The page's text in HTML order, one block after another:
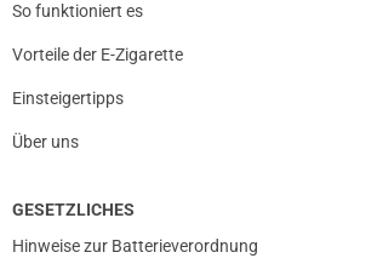
So funktioniert es
Vorteile der E-Zigarette
Einsteigertipps
Über uns
GESETZLICHES
Hinweise zur Batterieverordnung